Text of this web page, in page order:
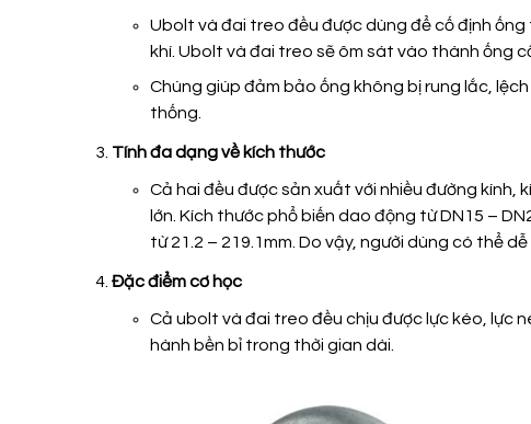
Ubolt và đai treo đều được dùng để cố định
khí. Ubolt và đai treo sẽ ôm sát vào thành ống
Chúng giúp đảm bảo ống không bị rung lắc,
thống.
Tính đa dạng về kích thước
Cả hai đều được sản xuất với nhiều đường kính,
lớn. Kích thước phổ biến dao động từ DN15 –
từ 21.2 – 219.1mm. Do vậy, người dùng có thể
Đặc điểm cơ học
Cả ubolt và đai treo đều chịu được lực kéo, lực
hành bền bỉ trong thời gian dài.